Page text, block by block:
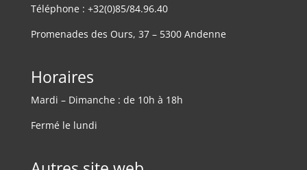
Téléphone : +32(0)85/84.96.40
Promenades des Ours, 37 – 5300 Andenne
Horaires
Mardi – Dimanche : de 10h à 18h
Fermé le lundi